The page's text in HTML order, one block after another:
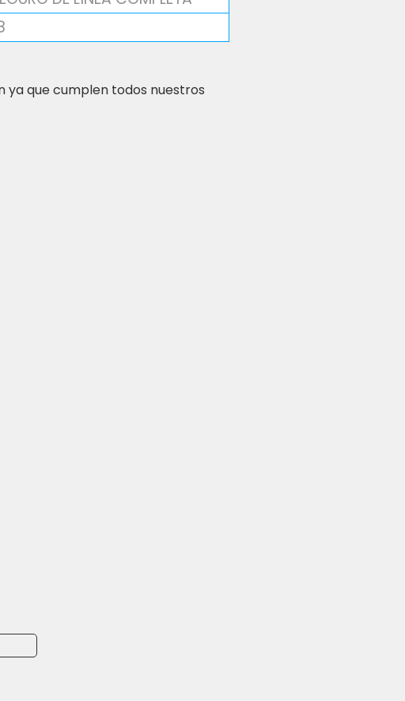
que cumplen todos nuestros